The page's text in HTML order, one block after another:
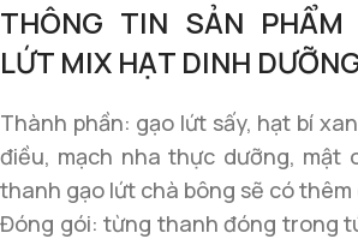
THÔNG TIN SẢN PHẨM
LỨT MIX HẠT DINH
Thành phần: gạo lứt sấy, hạt bí
điều, mạch nha thực dưỡng, mật
thanh gạo lứt chà bông sẽ có thêm
Đóng gói: từng thanh đóng trong